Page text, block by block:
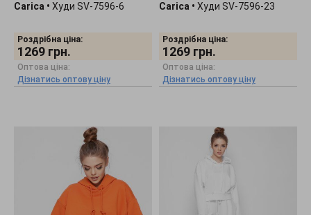
Carica • Худи SV-7596-6
Роздрібна ціна:
1269 грн.
Оптова ціна:
Дізнатись оптову ціну
Carica • Худи SV-7596-23
Роздрібна ціна:
1269 грн.
Оптова ціна:
Дізнатись оптову ціну